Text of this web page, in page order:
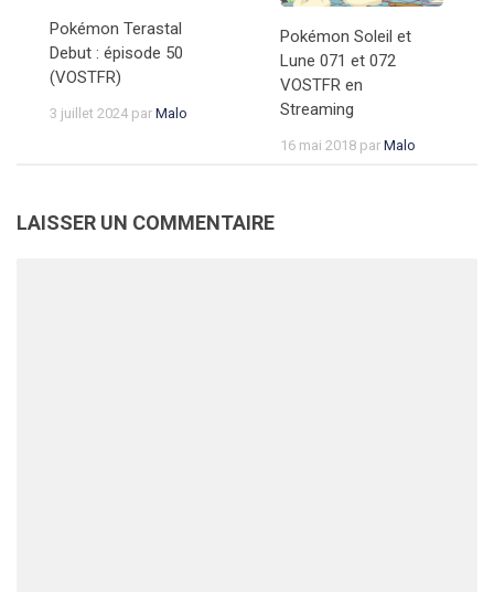
Pokémon Terastal
Debut : épisode 50
(VOSTFR)
3 juillet 2024 par Malo
Pokémon Soleil et
Lune 071 et 072
VOSTFR en
Streaming
16 mai 2018 par Malo
LAISSER UN COMMENTAIRE